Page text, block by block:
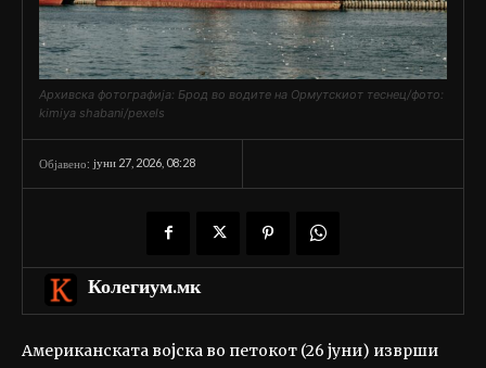
Архивска фотографија: Брод во водите на Ормутскиот теснец/фото:
kimiya shabani/pexels
Објавено: јуни 27, 2026, 08:28
Колегиум.мк
Американската војска во петокот (26 јуни) изврши